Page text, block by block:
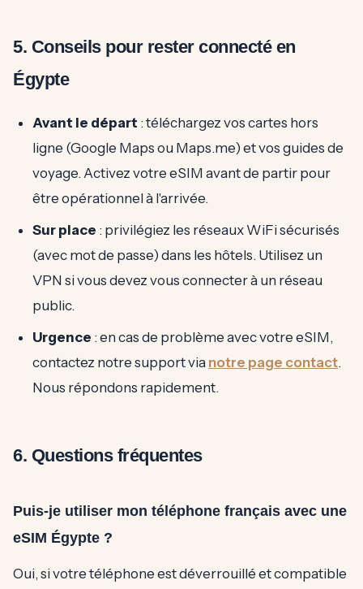
5. Conseils pour rester connecté en
Égypte
Avant le départ : téléchargez vos cartes hors
ligne (Google Maps ou Maps.me) et vos guides de
voyage. Activez votre eSIM avant de partir pour
être opérationnel à l'arrivée.
Sur place : privilégiez les réseaux WiFi sécurisés
(avec mot de passe) dans les hôtels. Utilisez un
VPN si vous devez vous connecter à un réseau
public.
Urgence : en cas de problème avec votre eSIM,
contactez notre support via notre page contact.
Nous répondons rapidement.
6. Questions fréquentes
Puis-je utiliser mon téléphone français avec une
eSIM Égypte ?
Oui, si votre téléphone est déverrouillé et compatible